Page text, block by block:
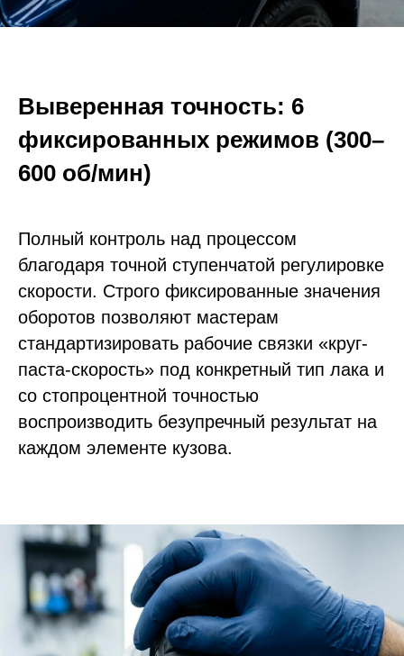
Выверенная точность: 6
фиксированных режимов (300–
600 об/мин)
Полный контроль над процессом
благодаря точной ступенчатой регулировке
скорости. Строго фиксированные значения
оборотов позволяют мастерам
стандартизировать рабочие связки «круг-
паста-скорость» под конкретный тип лака и
со стопроцентной точностью
воспроизводить безупречный результат на
каждом элементе кузова.